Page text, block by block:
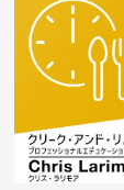
クリエイタ
CREATIVE
特集求人
採用説明会
転職支援
スキルアッ